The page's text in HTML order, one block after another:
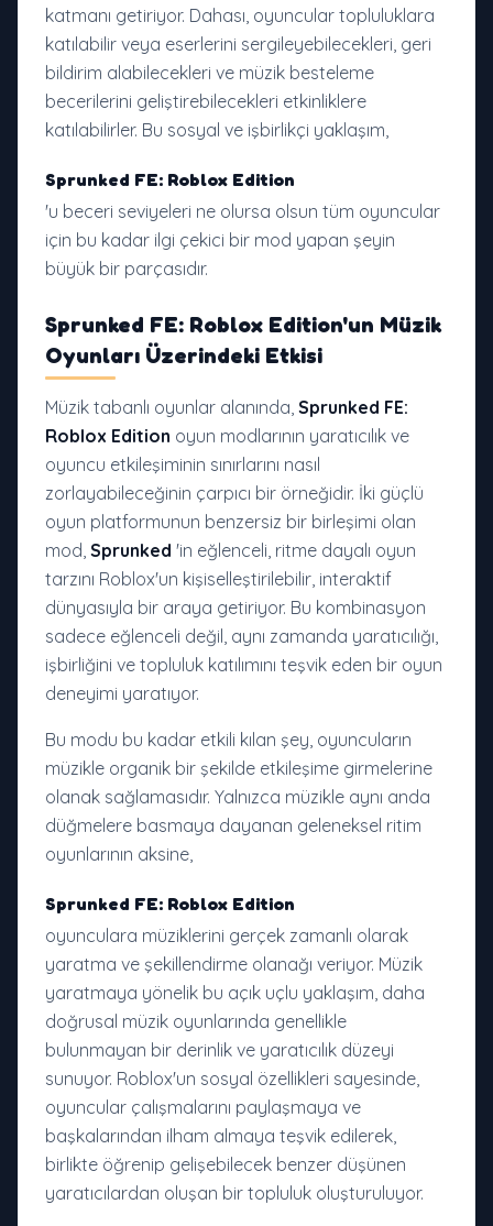
katmanı getiriyor. Dahası, oyuncular topluluklara
katılabilir veya eserlerini sergileyebilecekleri, geri
bildirim alabilecekleri ve müzik besteleme
becerilerini geliştirebilecekleri etkinliklere
katılabilirler. Bu sosyal ve işbirlikçi yaklaşım,
Sprunked FE: Roblox Edition
'u beceri seviyeleri ne olursa olsun tüm oyuncular
için bu kadar ilgi çekici bir mod yapan şeyin
büyük bir parçasıdır.
Sprunked FE: Roblox Edition'un Müzik
Oyunları Üzerindeki Etkisi
Müzik tabanlı oyunlar alanında, Sprunked FE:
Roblox Edition oyun modlarının yaratıcılık ve
oyuncu etkileşiminin sınırlarını nasıl
zorlayabileceğinin çarpıcı bir örneğidir. İki güçlü
oyun platformunun benzersiz bir birleşimi olan
mod, Sprunked 'in eğlenceli, ritme dayalı oyun
tarzını Roblox'un kişiselleştirilebilir, interaktif
dünyasıyla bir araya getiriyor. Bu kombinasyon
sadece eğlenceli değil, aynı zamanda yaratıcılığı,
işbirliğini ve topluluk katılımını teşvik eden bir oyun
deneyimi yaratıyor.
Bu modu bu kadar etkili kılan şey, oyuncuların
müzikle organik bir şekilde etkileşime girmelerine
olanak sağlamasıdır. Yalnızca müzikle aynı anda
düğmelere basmaya dayanan geleneksel ritim
oyunlarının aksine,
Sprunked FE: Roblox Edition
oyunculara müziklerini gerçek zamanlı olarak
yaratma ve şekillendirme olanağı veriyor. Müzik
yaratmaya yönelik bu açık uçlu yaklaşım, daha
doğrusal müzik oyunlarında genellikle
bulunmayan bir derinlik ve yaratıcılık düzeyi
sunuyor. Roblox'un sosyal özellikleri sayesinde,
oyuncular çalışmalarını paylaşmaya ve
başkalarından ilham almaya teşvik edilerek,
birlikte öğrenip gelişebilecek benzer düşünen
yaratıcılardan oluşan bir topluluk oluşturuluyor.